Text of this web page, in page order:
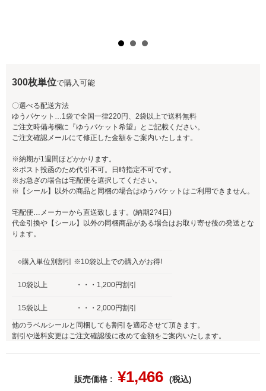
300枚単位で購入可能
〇選べる配送方法
ゆうパケット…1袋で全国一律220円、 2袋以上で送料無料
ご注文時備考欄に『ゆうパケット希望』とご記載ください。
ご注文確認メールにて修正した金額をご案内いたします。
※納期が1週間ほどかかります。
※ポスト投函のため代引不可。日時指定不可です。
※お急ぎの場合は宅配便を選択してください。
※【シール】以外の商品と同梱の場合はゆうパケットはご利用できません。
宅配便…メーカーから直送致します。(納期2?4日)
代金引換や【シール】以外の同梱商品がある場合はお取り寄せ後の発送とな
ります。
○購入単位別割引 ※10袋以上での購入がお得!
10袋以上 ・・・1,200円割引
15袋以上 ・・・2,000円割引
他のラベルシールと同梱しても割引を適応させて頂きます。
割引や送料変更はご注文確認後に改めて金額をご案内いたします。
販売価格 : ¥1,466 (税込)